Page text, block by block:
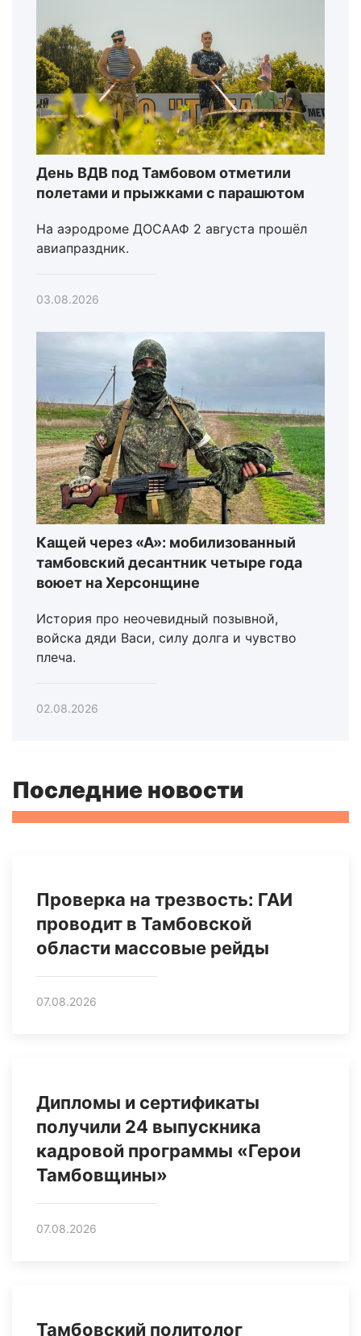
День ВДВ под Тамбовом отметили
полетами и прыжками с парашютом
На аэродроме ДОСААФ 2 августа прошёл
авиапраздник.
03.08.2026
Кащей через «А»: мобилизованный
тамбовский десантник четыре года
воюет на Херсонщине
История про неочевидный позывной,
войска дяди Васи, силу долга и чувство
плеча.
02.08.2026
Последние новости
Проверка на трезвость: ГАИ
проводит в Тамбовской
области массовые рейды
07.08.2026
Дипломы и сертификаты
получили 24 выпускника
кадровой программы «Герои
Тамбовщины»
07.08.2026
Тамбовский политолог